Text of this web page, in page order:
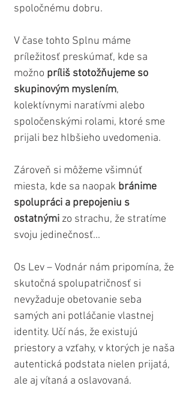
spoločnému dobru.
V čase tohto Splnu máme
príležitosť preskúmať, kde sa
možno príliš stotožňujeme so
skupinovým myslením,
kolektívnymi naratívmi alebo
spoločenskými rolami, ktoré sme
prijali bez hlbšieho uvedomenia.
Zároveň si môžeme všimnúť
miesta, kde sa naopak bránime
spolupráci a prepojeniu s
ostatnými zo strachu, že stratíme
svoju jedinečnosť...
Os Lev – Vodnár nám pripomína, že
skutočná spolupatričnosť si
nevyžaduje obetovanie seba
samých ani potláčanie vlastnej
identity. Učí nás, že existujú
priestory a vzťahy, v ktorých je naša
autentická podstata nielen prijatá,
ale aj vítaná a oslavovaná.